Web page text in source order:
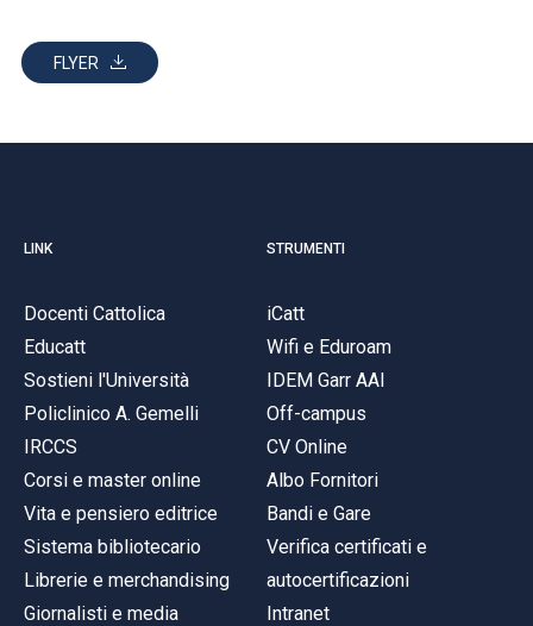
FLYER
LINK
Docenti Cattolica
Educatt
Sostieni l'Università
Policlinico A. Gemelli
IRCCS
Corsi e master online
Vita e pensiero editrice
Sistema bibliotecario
Librerie e merchandising
Giornalisti e media
STRUMENTI
iCatt
Wifi e Eduroam
IDEM Garr AAI
Off-campus
CV Online
Albo Fornitori
Bandi e Gare
Verifica certificati e
autocertificazioni
Intranet